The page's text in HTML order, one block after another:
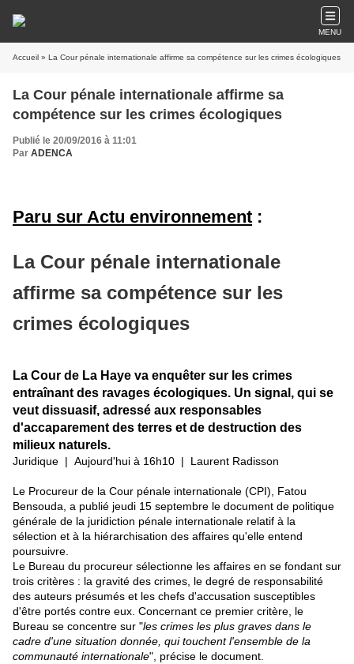
MENU
Accueil » La Cour pénale internationale affirme sa compétence sur les crimes écologiques
La Cour pénale internationale affirme sa
compétence sur les crimes écologiques
Publié le 20/09/2016 à 11:01
Par ADENCA
Paru sur Actu environnement :
La Cour pénale internationale
affirme sa compétence sur les
crimes écologiques
La Cour de La Haye va enquêter sur les crimes
entraînant des ravages écologiques. Un signal, qui se
veut dissuasif, adressé aux responsables
d'accaparement des terres et de destruction des
milieux naturels.
Juridique | Aujourd'hui à 16h10 | Laurent Radisson
Le Procureur de la Cour pénale internationale (CPI), Fatou
Bensouda, a publié jeudi 15 septembre le document de politique
générale de la juridiction pénale internationale relatif à la
sélection et à la hiérarchisation des affaires qu'elle entend
poursuivre.
Le Bureau du procureur sélectionne les affaires en se fondant sur
trois critères : la gravité des crimes, le degré de responsabilité
des auteurs présumés et les chefs d'accusation susceptibles
d'être portés contre eux. Concernant ce premier critère, le
Bureau se concentre sur "les crimes les plus graves dans le
cadre d'une situation donnée, qui touchent l'ensemble de la
communauté internationale", précise le document.